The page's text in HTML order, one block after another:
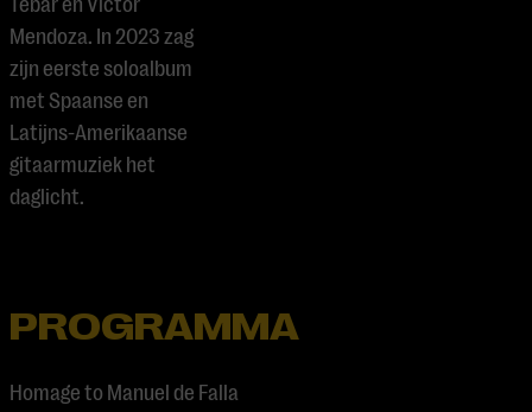
Mendoza. In 2023 zag
zijn eerste soloalbum
met Spaanse en
Latijns-Amerikaanse
gitaarmuziek het
daglicht.
PROGRAMMA
Homage to Manuel de Falla